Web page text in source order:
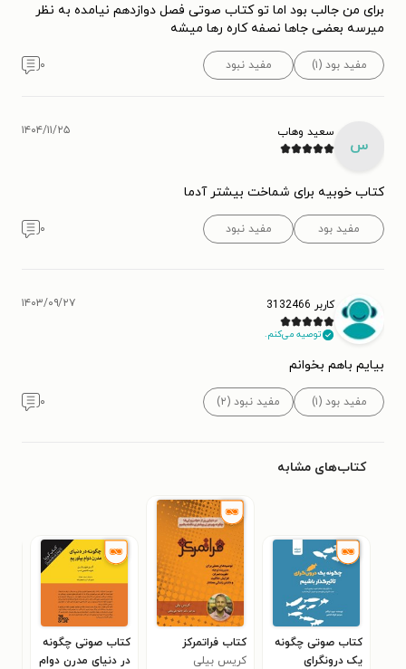
برای من جالب بود اما تو کتاب صوتی فصل دوازدهم نیامده به نظر
میرسه بعضی جاها نصفه کاره رها میشه
مفید بود (۱) مفید نبود ۰
س
سعید وهاب ۱۴۰۴/۱۱/۲۵
کتاب خوبیه برای شماخت بیشتر آدما
مفید بود مفید نبود ۰
کاربر 3132466
توصیه می‌کنم.
۱۴۰۳/۰۹/۲۷
بیایم باهم بخوانم
مفید بود (۱) مفید نبود (۲) ۰
کتاب‌های مشابه
کتاب صوتی چگونه
یک درونگرای
کتاب فراتمرکز
کریس بیلی
کتاب صوتی چگونه
در دنیای مدرن دوام